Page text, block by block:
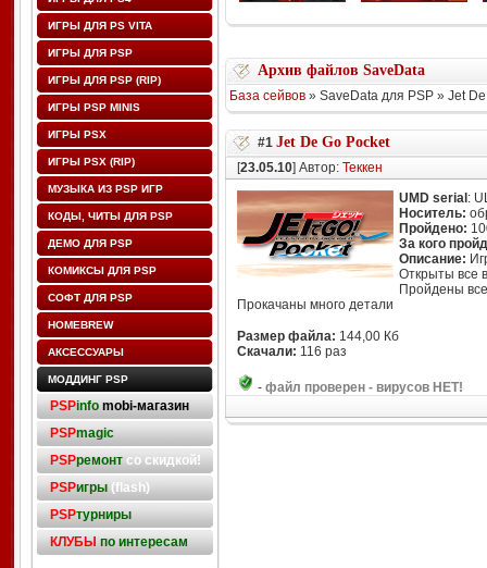
ИГРЫ ДЛЯ PS VITA
ИГРЫ ДЛЯ PSP
ИГРЫ ДЛЯ PSP (RIP)
ИГРЫ PSP MINIS
ИГРЫ PSX
ИГРЫ PSX (RIP)
МУЗЫКА ИЗ PSP ИГР
КОДЫ, ЧИТЫ ДЛЯ PSP
ДЕМО ДЛЯ PSP
КОМИКСЫ ДЛЯ PSP
СОФТ ДЛЯ PSP
HOMEBREW
АКСЕССУАРЫ
МОДДИНГ PSP
PSPinfo mobi-магазин
PSPmagic
PSPремонтсо скидкой!
PSPигры(flash)
PSPтурниры
КЛУБЫ по интересам
Архив файлов SaveData
База сейвов» SaveData для PSP » Jet
#1 Jet De Go Pocket
[23.05.10] Автор: Теккен
UMD serial :
Носитель:
Пройдено:
За кого
Описание:
Открыты все
Пройдены
Прокачаны много детали
Размер файла: 144,00 Кб
Скачали: 116 раз
- файл проверен - вирусов НЕТ!